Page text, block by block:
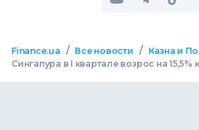
Finance.ua / Все новости / Казна и
Сингапура в I квартале возрос на